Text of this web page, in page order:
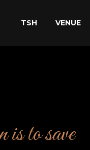
TSH VENUE
to save